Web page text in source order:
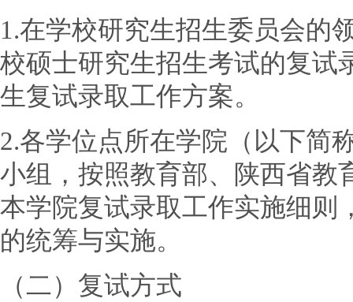
1.在学校研究生招生委员会的
校硕士研究生招生考试的复试
生复试录取工作方案。
2.各学位点所在学院（以下简
小组，按照教育部、陕西省教
本学院复试录取工作实施细则
的统筹与实施。
（二）复试方式